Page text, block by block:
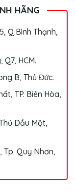
HÃNG
Q.Bình Thạnh,
Q7, HCM.
B, Thủ Đức.
TP. Biên Hòa,
Dầu Một,
Tp. Quy Nhơn,